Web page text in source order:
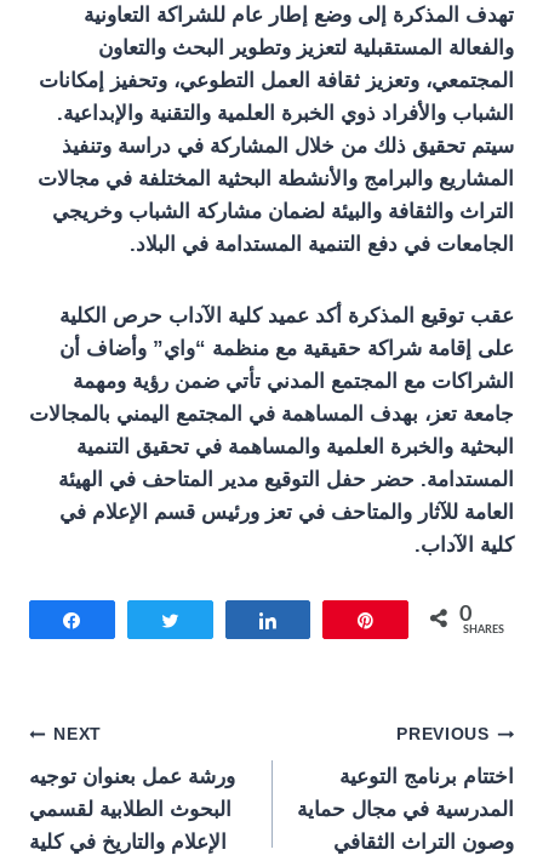
تهدف المذكرة إلى وضع إطار عام للشراكة التعاونية
والفعالة المستقبلية لتعزيز وتطوير البحث والتعاون
المجتمعي، وتعزيز ثقافة العمل التطوعي، وتحفيز إمكانات
الشباب والأفراد ذوي الخبرة العلمية والتقنية والإبداعية.
سيتم تحقيق ذلك من خلال المشاركة في دراسة وتنفيذ
المشاريع والبرامج والأنشطة البحثية المختلفة في مجالات
التراث والثقافة والبيئة لضمان مشاركة الشباب وخريجي
الجامعات في دفع التنمية المستدامة في البلاد.
عقب توقيع المذكرة أكد عميد كلية الآداب حرص الكلية
على إقامة شراكة حقيقية مع منظمة “واي” وأضاف أن
الشراكات مع المجتمع المدني تأتي ضمن رؤية ومهمة
جامعة تعز، بهدف المساهمة في المجتمع اليمني بالمجالات
البحثية والخبرة العلمية والمساهمة في تحقيق التنمية
المستدامة. حضر حفل التوقيع مدير المتاحف في الهيئة
العامة للآثار والمتاحف في تعز ورئيس قسم الإعلام في
كلية الآداب.
0
SHARES
تصفّح
المقالات
PREVIOUS
اختتام برنامج التوعية
المدرسية في مجال حماية
وصون التراث الثقافي
NEXT
ورشة عمل بعنوان توجيه
البحوث الطلابية لقسمي
الإعلام والتاريخ في كلية